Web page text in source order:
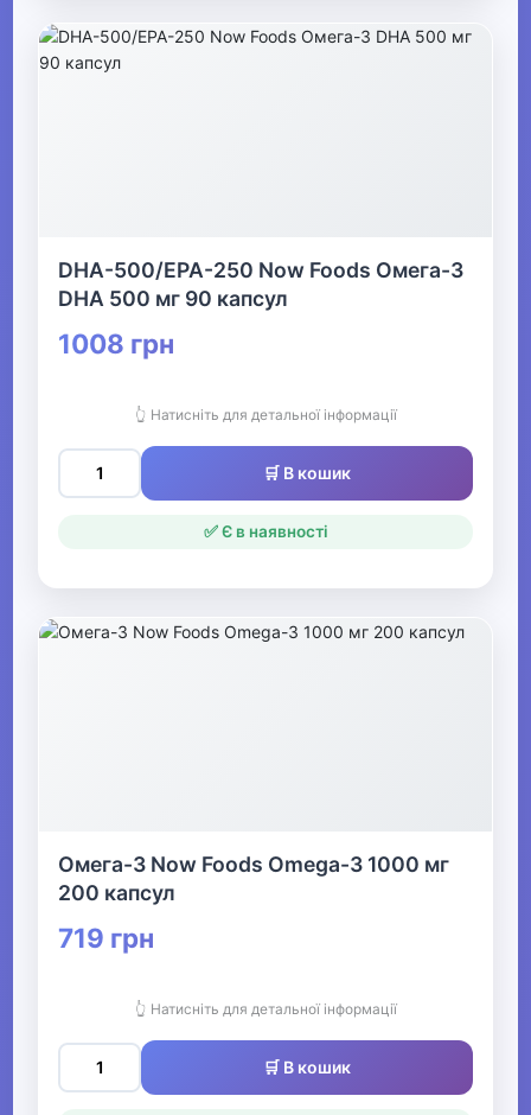
DHA-500/EPA-250 Now Foods Омега-3
DHA 500 мг 90 капсул
1008 грн
👆 Натисніть для детальної інформації
🛒 В кошик
✅ Є в наявності
Омега-3 Now Foods Omega-3 1000 мг
200 капсул
719 грн
👆 Натисніть для детальної інформації
🛒 В кошик